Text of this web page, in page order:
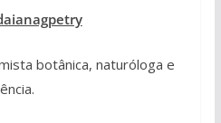
botânica, naturóloga e